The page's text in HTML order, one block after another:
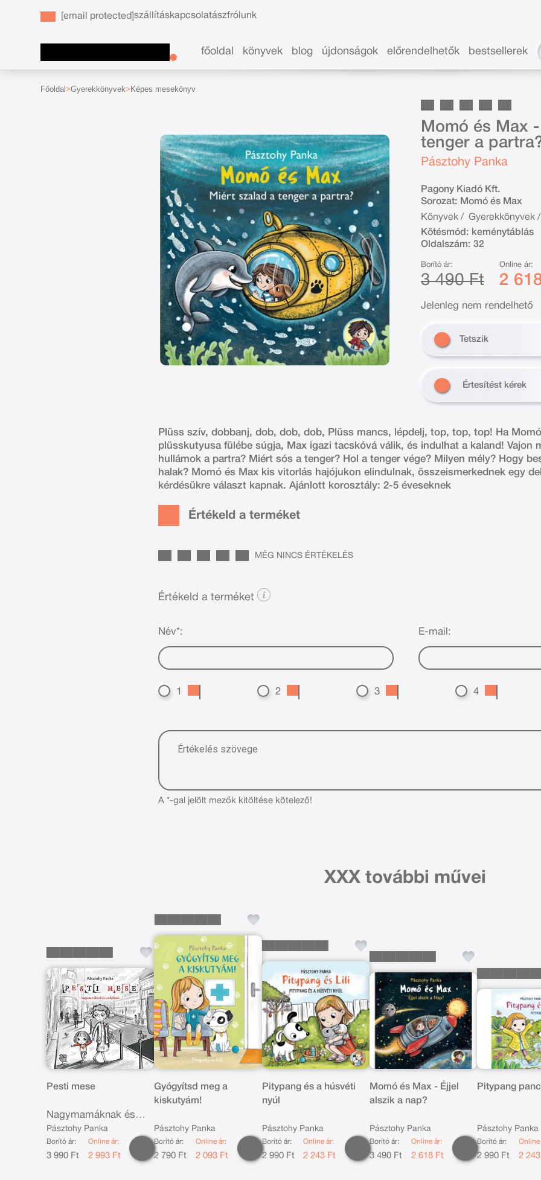
[email protected]szállításkapcsolatászfrólunk
főoldal könyvek blog újdonságok előrendelhetők bestsellerek
Főoldal Gyerekkönyvek Képes mesekönyv
Momó és Max
tenger a
Pásztohy Panka
Pagony Kiadó Kft.
Sorozat: Momó és Max
Könyvek / Gyerekkönyvek /
Kötésmód: keménytáblás
Oldalszám: 32
Borító ár:
3 490 Ft
Online ár:
2
Jelenleg nem rendelhető
Tetszik
Értesítést kérek
Plüss szív, dobbanj, dob, dob, dob, Plüss mancs, lépdelj, top, top, top! Ha
plüsskutyusa fülébe súgja, Max igazi tacskóvá válik, és indulhat a kaland! Vajon
hullámok a partra? Miért sós a tenger? Hol a tenger vége? Milyen mély? Hogy
halak? Momó és Max kis vitorlás hajójukon elindulnak, összeismerkednek egy
kérdésükre választ kapnak. Ajánlott korosztály: 2-5 éveseknek
Értékeld a terméket
MÉG NINCS ÉRTÉKELÉS
Értékeld a terméket
Név*: E-mail:
1 2 3 4
A *-gal jelölt mezők kitöltése kötelező!
XXX további művei
Pesti mese
Nagymamáknak és
unokáknak
Pásztohy Panka
Borító ár:
3 990 Ft
Online ár:
2 993 Ft
Gyógyítsd meg a
kiskutyám!
Pásztohy Panka
Borító ár:
2 790 Ft
Online ár:
2 093 Ft
Pitypang és a húsvéti
nyúl
Pásztohy Panka
Borító ár:
2 990 Ft
Online ár:
2 243 Ft
Momó és Max - Éjjel
alszik a nap?
Pásztohy Panka
Borító ár:
3 490 Ft
Online ár:
2 618 Ft
Pitypang
Pásztohy Panka
Borító ár:
2 990 Ft
Online
2